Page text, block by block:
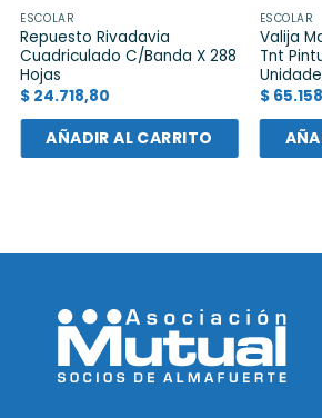
ESCOLAR
Repuesto Rivadavia
Cuadriculado C/Banda X 288
Hojas
$ 24.718,80
AÑADIR AL CARRITO
ESCOLAR
Valija
Tnt
$